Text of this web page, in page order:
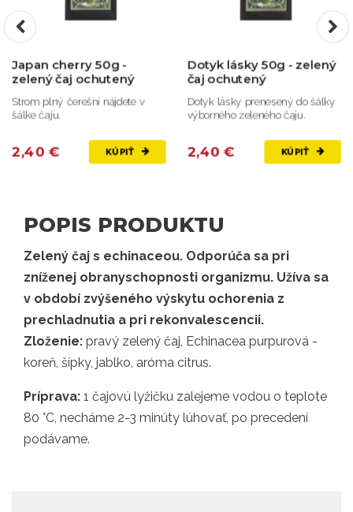
Japan cherry 50g -
zelený čaj ochutený
Strom plný čerešní nájdete v
šálke čaju.
2,40 € KÚPIŤ
Dotyk lásky 50g - zelený
čaj ochutený
Dotyk lásky prenesený do šálky
výborného zeleného čaju.
2,40 € KÚPIŤ
POPIS PRODUKTU
Zelený čaj s echinaceou. Odporúča sa pri
zníženej obranyschopnosti organizmu. Užíva sa
v období zvýšeného výskytu ochorenia z
prechladnutia a pri rekonvalescencii.
Zloženie: pravý zelený čaj, Echinacea purpurová -
koreň, šípky, jablko, aróma citrus.
Príprava: 1 čajovú lyžičku zalejeme vodou o teplote
80 °C, necháme 2-3 minúty lúhovať, po precedení
podávame.